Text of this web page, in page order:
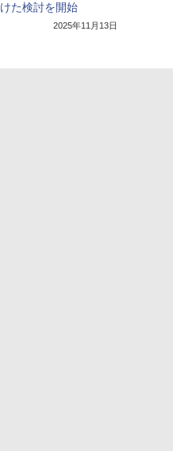
けた検討を開始
2025年11月13日